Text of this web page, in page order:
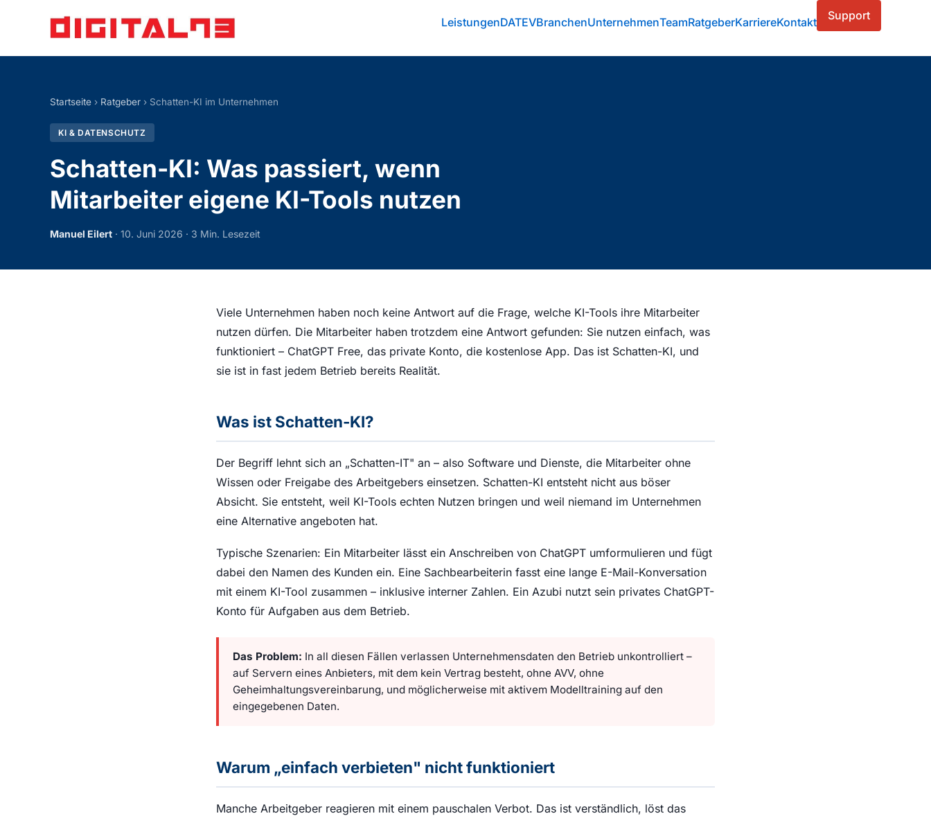
LeistungenDATEVBranchenUnternehmenTeamRatgeberKarriereKontakt Support
Startseite › Ratgeber › Schatten-KI im Unternehmen
KI & DATENSCHUTZ
Schatten-KI: Was passiert, wenn
Mitarbeiter eigene KI-Tools nutzen
Manuel Eilert · 10. Juni 2026 · 3 Min. Lesezeit
Viele Unternehmen haben noch keine Antwort auf die Frage, welche KI-Tools ihre Mitarbeiter
nutzen dürfen. Die Mitarbeiter haben trotzdem eine Antwort gefunden: Sie nutzen einfach, was
funktioniert – ChatGPT Free, das private Konto, die kostenlose App. Das ist Schatten-KI, und
sie ist in fast jedem Betrieb bereits Realität.
Was ist Schatten-KI?
Der Begriff lehnt sich an „Schatten-IT" an – also Software und Dienste, die Mitarbeiter ohne
Wissen oder Freigabe des Arbeitgebers einsetzen. Schatten-KI entsteht nicht aus böser
Absicht. Sie entsteht, weil KI-Tools echten Nutzen bringen und weil niemand im Unternehmen
eine Alternative angeboten hat.
Typische Szenarien: Ein Mitarbeiter lässt ein Anschreiben von ChatGPT umformulieren und fügt
dabei den Namen des Kunden ein. Eine Sachbearbeiterin fasst eine lange E-Mail-Konversation
mit einem KI-Tool zusammen – inklusive interner Zahlen. Ein Azubi nutzt sein privates ChatGPT-
Konto für Aufgaben aus dem Betrieb.
Das Problem: In all diesen Fällen verlassen Unternehmensdaten den Betrieb unkontrolliert –
auf Servern eines Anbieters, mit dem kein Vertrag besteht, ohne AVV, ohne
Geheimhaltungsvereinbarung, und möglicherweise mit aktivem Modelltraining auf den
eingegebenen Daten.
Warum „einfach verbieten" nicht funktioniert
Manche Arbeitgeber reagieren mit einem pauschalen Verbot. Das ist verständlich, löst das